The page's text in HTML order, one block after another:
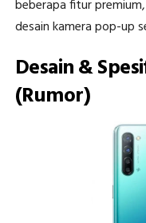
beberapa fitur
desain kamera pop-up
Desain &
(Rumor)